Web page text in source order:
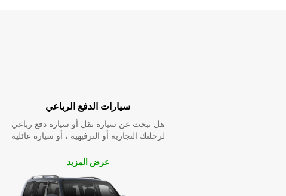
المدينة، فإن تأجير سيارة من Europcar سيجعل رحلتك أكثر
راحة ومرونة. استفد من خدمتنا الاحترافية واستمتع برحلتك دون
لتجربة سفر لا تُنسى. نحن هنا لنجعل كل رحلتك إلى هذه المدينة
سيارات الدفع الرباعي
هل تبحث عن سيارة نقل أو سيارة دفع رباعي
لرحلتك التجارية أو الترفيهية ، أو سيارة عائلية
عرض المزيد